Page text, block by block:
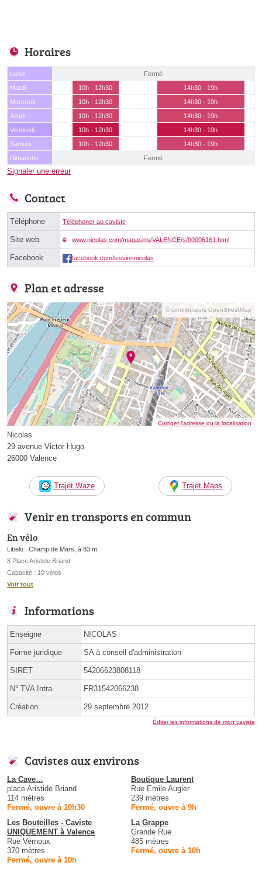
Horaires
Lundi
Fermé
Mardi
10h - 12h30
14h30 - 19h
Mercredi
10h - 12h30
14h30 - 19h
Jeudi
10h - 12h30
14h30 - 19h
Vendredi
10h - 12h30
14h30 - 19h
Samedi
10h - 12h30
14h30 - 19h
Dimanche
Fermé
Signaler une erreur
Contact
Téléphone Téléphoner au caviste
Site web www.nicolas.com/magasins/VALENCE/s/00006161.html
Facebook facebook.com/lesvinsnicolas
Plan et adresse
© contributeurs OpenStreetMap
Corriger l’adresse ou la localisation
Nicolas
29 avenue Victor Hugo
26000 Valence
Trajet Waze Trajet Maps
Venir en transports en commun
En vélo
Libelo : Champ de Mars, à 83 m
8 Place Aristide Briand
Capacité : 10 vélos
Voir tout
Informations
Enseigne NICOLAS
Forme juridique SA à conseil d'administration
SIRET 54206623808118
N° TVA Intra. FR31542066238
Création 29 septembre 2012
Éditer les informations de mon caviste
Cavistes aux environs
La Cave…
place Aristide Briand
114 mètres
Fermé, ouvre à 10h30
Boutique Laurent
Rue Emile Augier
239 mètres
Fermé, ouvre à 9h
Les Bouteilles - Caviste
UNIQUEMENT à Valence
Rue Vernoux
370 mètres
Fermé, ouvre à 10h
La Grappe
Grande Rue
485 mètres
Fermé, ouvre à 10h